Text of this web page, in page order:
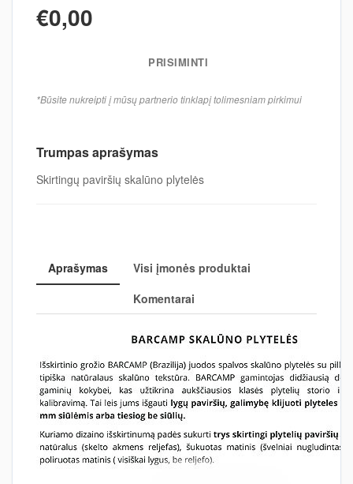
€0,00
PRISIMINTI
*Būsite nukreipti į mūsų partnerio tinklapį tolimesniam pirkimui
Trumpas aprašymas
Skirtingų paviršių skalūno plytelės
Aprašymas
Visi įmonės produktai
Komentarai